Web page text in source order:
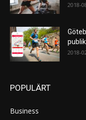
2018-
2018-
POPULÄRT
Business